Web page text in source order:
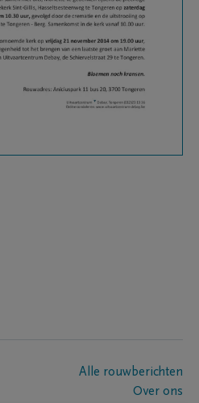
Alle rouwberichten
Over ons